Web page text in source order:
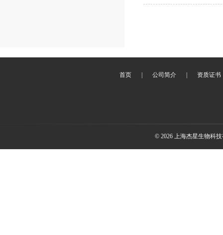
首页 公司简介 资质证书
© 2026 上海杰星生物科